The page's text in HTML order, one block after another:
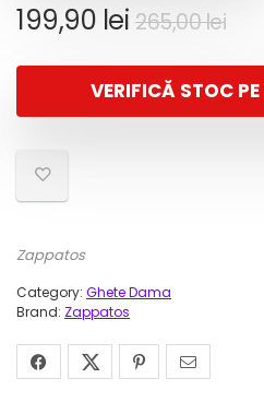
265,00lei
a
199,90 lei
VERIFICĂ STOC
Zappatos
Category: Ghete Dama
Brand: Zappatos